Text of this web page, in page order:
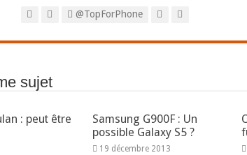
@TopForPhone
sujet
: peut être
Samsung G900F : Un
possible Galaxy S5 ?
19 décembre 2013